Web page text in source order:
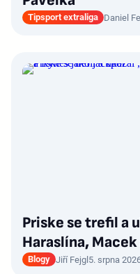
Tipsport extraliga Daniel
Priske se trefil a
Haraslína,
Blogy Jiří Fejgl5. srpna